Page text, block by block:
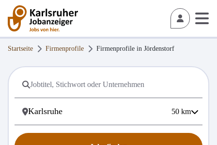
Startseite Firmenprofile Firmenprofile in Jördenstorf
50 km